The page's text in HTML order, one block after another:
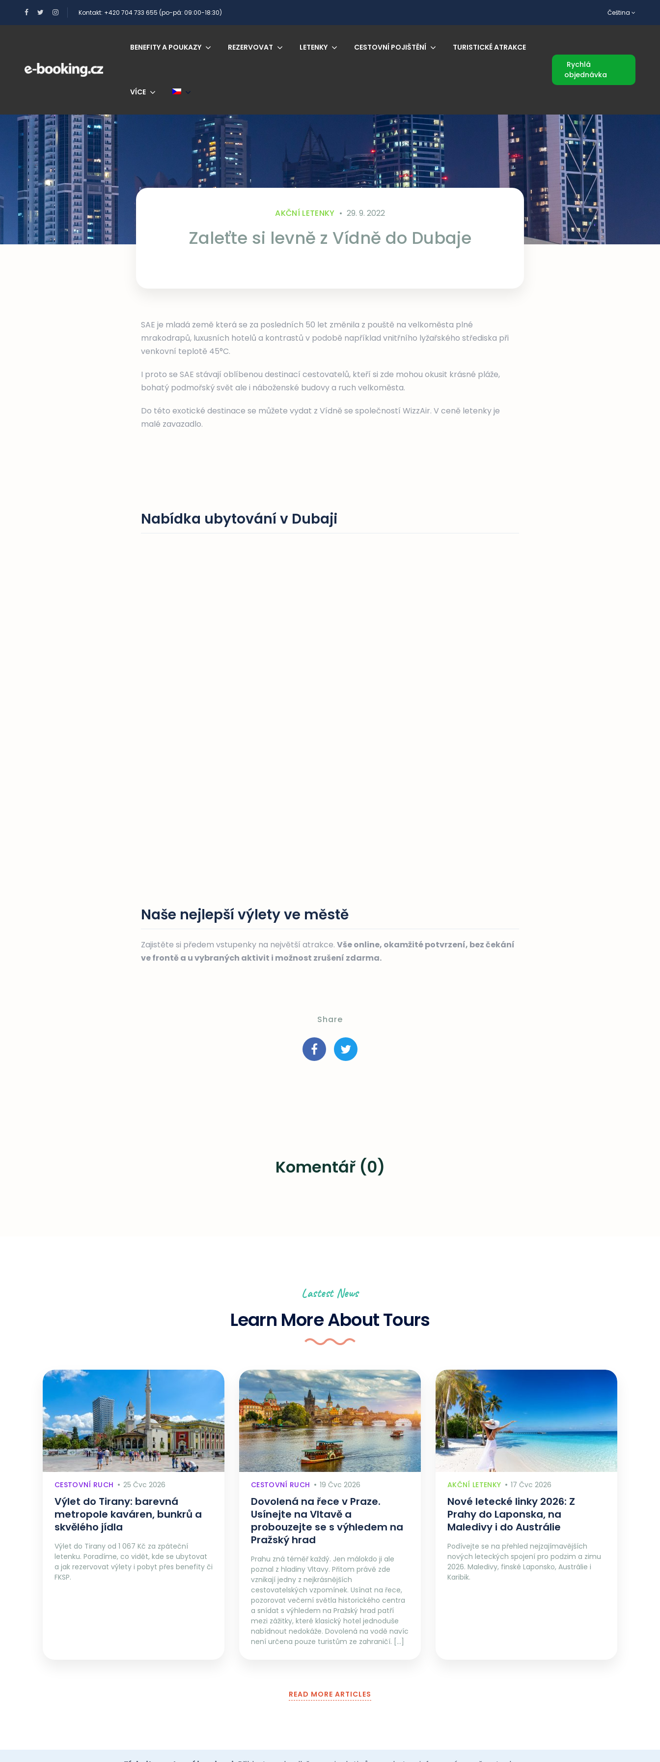
Kontakt: +420 704 733 655 (po-pá: 09:00-18:30) Čeština
BENEFITY A POUKAZY REZERVOVAT LETENKY CESTOVNÍ POJIŠTĚNÍ TURISTICKÉ ATRAKCE
VÍCE
Rychlá
objednávka
AKČNÍ LETENKY 29. 9. 2022
Zaleťte si levně z Vídně do Dubaje
SAE je mladá země která se za posledních 50 let změnila z pouště na velkoměsta plné
mrakodrapů, luxusních hotelů a kontrastů v podobě například vnitřního lyžařského střediska při
venkovní teplotě 45°C.
I proto se SAE stávají oblíbenou destinací cestovatelů, kteří si zde mohou okusit krásné pláže,
bohatý podmořský svět ale i náboženské budovy a ruch velkoměsta.
Do této exotické destinace se můžete vydat z Vídně se společností WizzAir. V ceně letenky je
malé zavazadlo.
Nabídka ubytování v Dubaji
Naše nejlepší výlety ve městě
Zajistěte si předem vstupenky na největší atrakce. Vše online, okamžité potvrzení, bez čekání
ve frontě a u vybraných aktivit i možnost zrušení zdarma.
Share
Komentář (0)
Lastest News
Learn More About Tours
CESTOVNÍ RUCH 25 Čvc 2026
Výlet do Tirany: barevná
metropole kaváren, bunkrů a
skvělého jídla
Výlet do Tirany od 1 067 Kč za zpáteční
letenku. Poradíme, co vidět, kde se ubytovat
a jak rezervovat výlety i pobyt přes benefity či
FKSP.
CESTOVNÍ RUCH 19 Čvc 2026
Dovolená na řece v Praze.
Usínejte na Vltavě a
probouzejte se s výhledem na
Pražský hrad
Prahu zná téměř každý. Jen málokdo ji ale
poznal z hladiny Vltavy. Přitom právě zde
vznikají jedny z nejkrásnějších
cestovatelských vzpomínek. Usínat na řece,
pozorovat večerní světla historického centra
a snídat s výhledem na Pražský hrad patří
mezi zážitky, které klasický hotel jednoduše
nabídnout nedokáže. Dovolená na vodě navíc
není určena pouze turistům ze zahraničí. […]
AKČNÍ LETENKY 17 Čvc 2026
Nové letecké linky 2026: Z
Prahy do Laponska, na
Maledivy i do Austrálie
Podívejte se na přehled nejzajímavějších
nových leteckých spojení pro podzim a zimu
2026. Maledivy, finské Laponsko, Austrálie i
Karibik.
READ MORE ARTICLES